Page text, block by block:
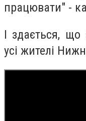
працювати" -
І здається,
усі жителі